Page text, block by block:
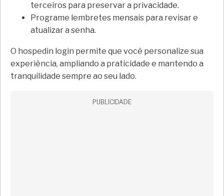
terceiros para preservar a privacidade.
Programe lembretes mensais para revisar e
atualizar a senha.
O hospedin login permite que você personalize sua
experiência, ampliando a praticidade e mantendo a
tranquilidade sempre ao seu lado.
PUBLICIDADE